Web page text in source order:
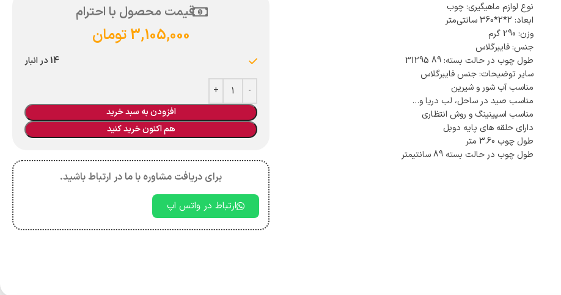
نوع لوازم ماهیگیری: چوب
ابعاد: 2*2*360 سانتی‌متر
وزن: 290 گرم
جنس: فایبرگلاس
طول چوب در حالت بسته: 89 31295
سایر توضیحات: جنس فایبرگلاس
مناسب آب شور و شیرین
مناسب صید در ساحل، لب دریا و…
مناسب اسپینینگ و روش انتظاری
دارای حلقه های پایه دوبل
طول چوب 3.60 متر
طول چوب در حالت بسته 89 سانتیمتر
قیمت محصول با احترام
3,105,000 تومان
14 در انبار
افزودن به سبد خرید
هم اکنون خرید کنید
برای دریافت مشاوره با ما در ارتباط باشید.
ارتباط در واتس اپ